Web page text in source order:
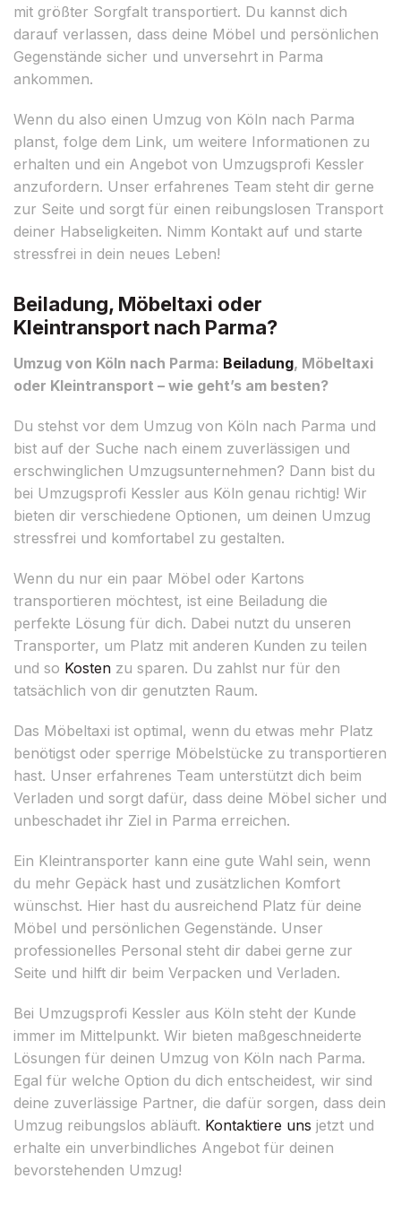
mit größter Sorgfalt transportiert. Du kannst dich
darauf verlassen, dass deine Möbel und persönlichen
Gegenstände sicher und unversehrt in Parma
ankommen.
Wenn du also einen Umzug von Köln nach Parma
planst, folge dem Link, um weitere Informationen zu
erhalten und ein Angebot von Umzugsprofi Kessler
anzufordern. Unser erfahrenes Team steht dir gerne
zur Seite und sorgt für einen reibungslosen Transport
deiner Habseligkeiten. Nimm Kontakt auf und starte
stressfrei in dein neues Leben!
Beiladung, Möbeltaxi oder
Kleintransport nach Parma?
Umzug von Köln nach Parma: Beiladung, Möbeltaxi
oder Kleintransport – wie geht’s am besten?
Du stehst vor dem Umzug von Köln nach Parma und
bist auf der Suche nach einem zuverlässigen und
erschwinglichen Umzugsunternehmen? Dann bist du
bei Umzugsprofi Kessler aus Köln genau richtig! Wir
bieten dir verschiedene Optionen, um deinen Umzug
stressfrei und komfortabel zu gestalten.
Wenn du nur ein paar Möbel oder Kartons
transportieren möchtest, ist eine Beiladung die
perfekte Lösung für dich. Dabei nutzt du unseren
Transporter, um Platz mit anderen Kunden zu teilen
und so Kosten zu sparen. Du zahlst nur für den
tatsächlich von dir genutzten Raum.
Das Möbeltaxi ist optimal, wenn du etwas mehr Platz
benötigst oder sperrige Möbelstücke zu transportieren
hast. Unser erfahrenes Team unterstützt dich beim
Verladen und sorgt dafür, dass deine Möbel sicher und
unbeschadet ihr Ziel in Parma erreichen.
Ein Kleintransporter kann eine gute Wahl sein, wenn
du mehr Gepäck hast und zusätzlichen Komfort
wünschst. Hier hast du ausreichend Platz für deine
Möbel und persönlichen Gegenstände. Unser
professionelles Personal steht dir dabei gerne zur
Seite und hilft dir beim Verpacken und Verladen.
Bei Umzugsprofi Kessler aus Köln steht der Kunde
immer im Mittelpunkt. Wir bieten maßgeschneiderte
Lösungen für deinen Umzug von Köln nach Parma.
Egal für welche Option du dich entscheidest, wir sind
deine zuverlässige Partner, die dafür sorgen, dass dein
Umzug reibungslos abläuft. Kontaktiere uns jetzt und
erhalte ein unverbindliches Angebot für deinen
bevorstehenden Umzug!